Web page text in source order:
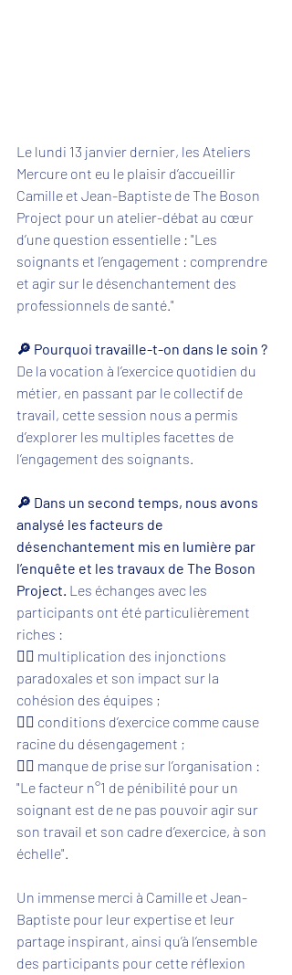
Le lundi 13 janvier dernier, les Ateliers
Mercure ont eu le plaisir d’accueillir
Camille et Jean-Baptiste de The Boson
Project pour un atelier-débat au cœur
d’une question essentielle : "Les
soignants et l’engagement : comprendre
et agir sur le désenchantement des
professionnels de santé."
🔎 Pourquoi travaille-t-on dans le soin ?
De la vocation à l’exercice quotidien du
métier, en passant par le collectif de
travail, cette session nous a permis
d’explorer les multiples facettes de
l’engagement des soignants.
🔎 Dans un second temps, nous avons
analysé les facteurs de
désenchantement mis en lumière par
l’enquête et les travaux de The Boson
Project. Les échanges avec les
participants ont été particulièrement
riches :
👉🏼 multiplication des injonctions
paradoxales et son impact sur la
cohésion des équipes ;
👉🏼 conditions d’exercice comme cause
racine du désengagement ;
👉🏼 manque de prise sur l’organisation :
"Le facteur n°1 de pénibilité pour un
soignant est de ne pas pouvoir agir sur
son travail et son cadre d’exercice, à son
échelle".
Un immense merci à Camille et Jean-
Baptiste pour leur expertise et leur
partage inspirant, ainsi qu’à l’ensemble
des participants pour cette réflexion